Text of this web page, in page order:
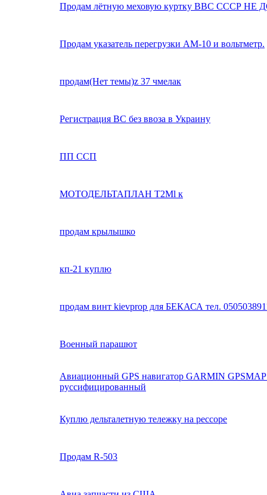
Продам лётную меховую куртку ВВС СССР НЕ
Продам указатель перегрузки АМ-10 и вольтметр.
продам(Нет темы)z 37 чмелак
Регистрация ВС без ввоза в Украину
ПП ССП
МОТОДЕЛЬТАПЛАН Т2Мl к
продам крылышко
кп-21 куплю
продам винт kievprop для БЕКАСА тел.
Военный парашют
Авиационный GPS навигатор GARMIN GPSMAP
руссифицированный
Куплю дельталетную тележку на рессоре
Продам R-503